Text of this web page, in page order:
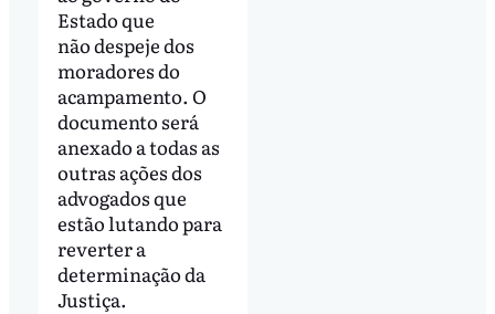
Estado que
não despeje dos
moradores do
acampamento. O
documento será
anexado a todas as
outras ações dos
advogados que
estão lutando para
reverter a
determinação da
Justiça.